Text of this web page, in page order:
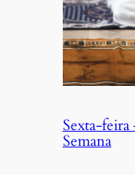
Sexta-
Semana